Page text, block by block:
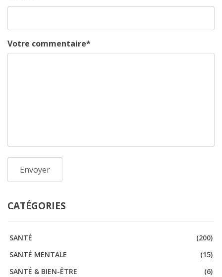
Votre commentaire*
CATÉGORIES
SANTÉ
(200)
SANTÉ MENTALE
(15)
SANTÉ & BIEN-ÊTRE
(6)